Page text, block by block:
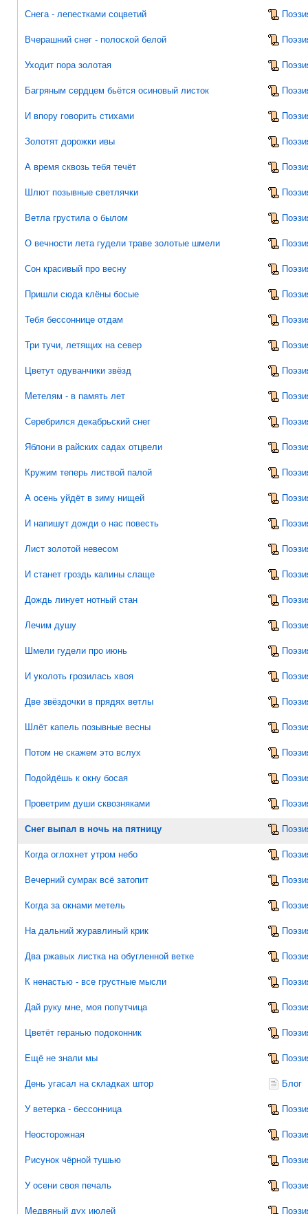
Снега - лепестками соцветий
Вчерашний снег - полоской белой
Уходит пора золотая
Багряным сердцем бьётся осиновый листок
И впору говорить стихами
Золотят дорожки ивы
А время сквозь тебя течёт
Шлют позывные светлячки
Ветла грустила о былом
О вечности лета гудели траве золотые шмели
Сон красивый про весну
Пришли сюда клёны босые
Тебя бессоннице отдам
Три тучи, летящих на север
Цветут одуванчики звёзд
Метелям - в память лет
Серебрился декабрьский снег
Яблони в райских садах отцвели
Кружим теперь листвой палой
А осень уйдёт в зиму нищей
И напишут дожди о нас повесть
Лист золотой невесом
И станет гроздь калины слаще
Дождь линует нотный стан
Лечим душу
Шмели гудели про июнь
И уколоть грозилась хвоя
Две звёздочки в прядях ветлы
Шлёт капель позывные весны
Потом не скажем это вслух
Подойдёшь к окну босая
Проветрим души сквозняками
Снег выпал в ночь на пятницу
Когда оглохнет утром небо
Вечерний сумрак всё затопит
Когда за окнами метель
На дальний журавлиный крик
Два ржавых листка на обугленной ветке
К ненастью - все грустные мысли
Дай руку мне, моя попутчица
Цветёт геранью подоконник
Ещё не знали мы
День угасал на складках штор Блог
У ветерка - бессонница
Неосторожная
Рисунок чёрной тушью
У осени своя печаль
Медвяный дух июлей